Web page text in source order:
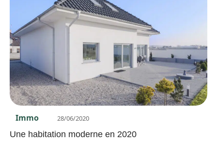
Immo 28/06/2020
Une habitation moderne en 2020